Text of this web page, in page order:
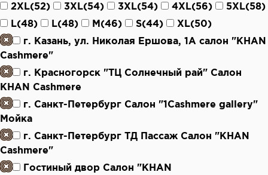
2XL(52)
3XL(54) 3XL(54) 4XL(56)
5XL(58)
L(48)
L(48) M(46) S(44)
XL(50)
г. Казань, ул. Николая Ершова, 1А салон "KHAN
Cashmere"
г. Красногорск "ТЦ Солнечный рай" Салон
KHAN Cashmere
г. Санкт-Петербург Салон "1Cashmere gallery"
Мойка
г. Санкт-Петербург ТД Пассаж Салон "KHAN
Cashmere"
Гостиный двор Салон "KHAN